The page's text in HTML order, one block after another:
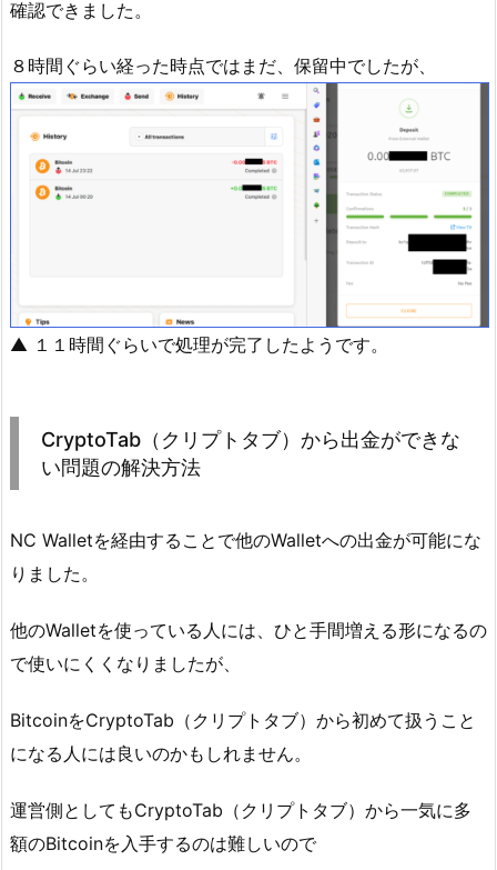
確認できました。
８時間ぐらい経った時点ではまだ、保留中でしたが、
▲ １１時間ぐらいで処理が完了したようです。
CryptoTab（クリプトタブ）から出金ができな
い問題の解決方法
NC Walletを経由することで他のWalletへの出金が可能にな
りました。
他のWalletを使っている人には、ひと手間増える形になるの
で使いにくくなりましたが、
BitcoinをCryptoTab（クリプトタブ）から初めて扱うこと
になる人には良いのかもしれません。
運営側としてもCryptoTab（クリプトタブ）から一気に多
額のBitcoinを入手するのは難しいので